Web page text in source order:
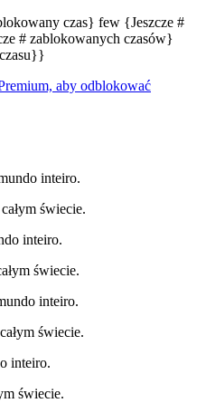
czas} few {Jeszcze #
# zablokowanych czasów}
aby odblokować
inteiro.
świecie.
inteiro.
świecie.
inteiro.
świecie.
inteiro.
świecie.